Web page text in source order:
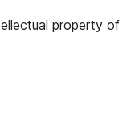
property of